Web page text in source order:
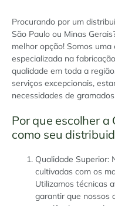
Procurando por um
São Paulo ou Minas
melhor opção! Somos
especializada na
qualidade em toda a
serviços excepcionais,
necessidades de
Por que escolher
como seu
Qualidade Superior:
cultivadas com os
Utilizamos técnicas
garantir que nossos